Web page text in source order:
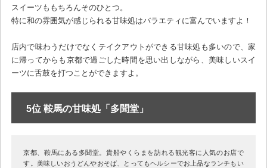
スイーツももちろんそのひとつ。
特に和の雰囲気が感じられる甘味処はバラエティに富んでいますよ！
店内で味わうだけでなくテイクアウトができる甘味処も多いので、家
に帰ってからも京都で過ごした時間を思い出しながら、美味しいスイ
ーツに舌鼓を打つことができますよ。
5位 鞍馬の甘味処「多聞堂」
京都、鞍馬にある多聞堂。貴船やくらまを訪れる観光客に人気のお店で
す。美味しいおうどんやおそば、とってもヘルシーでお上品なランチもい